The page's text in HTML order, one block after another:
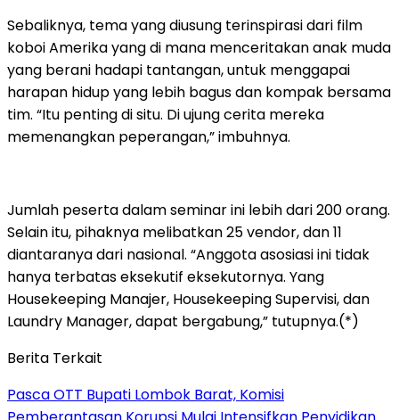
Sebaliknya, tema yang diusung terinspirasi dari film
koboi Amerika yang di mana menceritakan anak muda
yang berani hadapi tantangan, untuk menggapai
harapan hidup yang lebih bagus dan kompak bersama
tim. “Itu penting di situ. Di ujung cerita mereka
memenangkan peperangan,” imbuhnya.
Jumlah peserta dalam seminar ini lebih dari 200 orang.
Selain itu, pihaknya melibatkan 25 vendor, dan 11
diantaranya dari nasional. “Anggota asosiasi ini tidak
hanya terbatas eksekutif eksekutornya. Yang
Housekeeping Manajer, Housekeeping Supervisi, dan
Laundry Manager, dapat bergabung,” tutupnya.(*)
Berita Terkait
Pasca OTT Bupati Lombok Barat, Komisi